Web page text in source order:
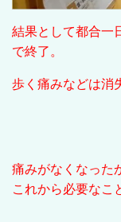
結果として都合一
で終了。
歩く痛みなどは消
痛みがなくなった
これから必要なこ